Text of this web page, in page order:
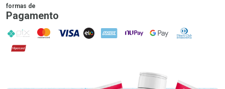
formas de
Pagamento
PIX MasterCard
VISA ELO AMEX NuPay Google PayDiners Club
Hipercard
Promoção em Destaque